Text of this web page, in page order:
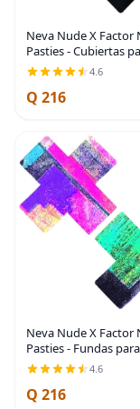
Neva Nude X Factor
Pasties - Cubiertas
pezones para fiestas
impermeable,
4.6
Q 216
Neva Nude X Factor
Pasties - Fundas para
pezones para fiestas
adhesivo de grado
impermeable,
4.6
Q 216